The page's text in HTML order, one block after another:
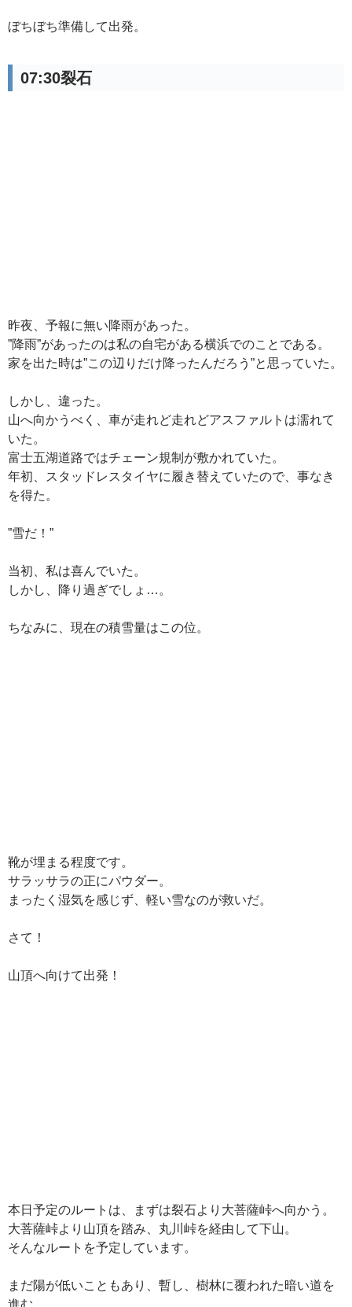
ぼちぼち準備して出発。
07:30裂石
昨夜、予報に無い降雨があった。
”降雨”があったのは私の自宅がある横浜でのことである。
家を出た時は”この辺りだけ降ったんだろう”と思っていた。
しかし、違った。
山へ向かうべく、車が走れど走れどアスファルトは濡れて
いた。
富士五湖道路ではチェーン規制が敷かれていた。
年初、スタッドレスタイヤに履き替えていたので、事なき
を得た。
”雪だ！”
当初、私は喜んでいた。
しかし、降り過ぎでしょ…。
ちなみに、現在の積雪量はこの位。
靴が埋まる程度です。
サラッサラの正にパウダー。
まったく湿気を感じず、軽い雪なのが救いだ。
さて！
山頂へ向けて出発！
本日予定のルートは、まずは裂石より大菩薩峠へ向かう。
大菩薩峠より山頂を踏み、丸川峠を経由して下山。
そんなルートを予定しています。
まだ陽が低いこともあり、暫し、樹林に覆われた暗い道を
進む。